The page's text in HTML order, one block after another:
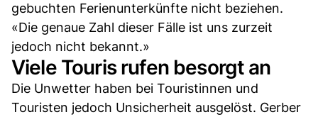
gebuchten Ferienunterkünfte nicht beziehen.
«Die genaue Zahl dieser Fälle ist uns zurzeit
jedoch nicht bekannt.»
Viele Touris rufen besorgt an
Die Unwetter haben bei Touristinnen und
Touristen jedoch Unsicherheit ausgelöst. Gerber